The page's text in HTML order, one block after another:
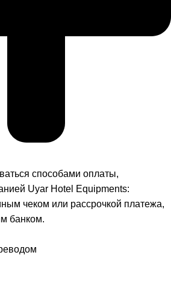
способами оплаты,
Uyar Hotel Equipments:
чеком или рассрочкой платежа,
банком.